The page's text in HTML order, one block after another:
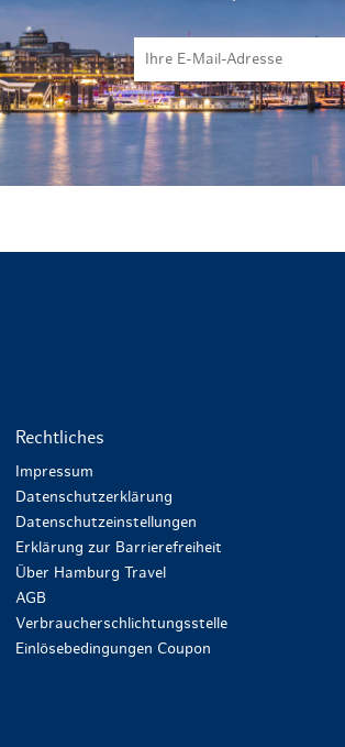
Rechtliches
Impressum
Datenschutzerklärung
Datenschutzeinstellungen
Erklärung zur Barrierefreiheit
Über Hamburg Travel
AGB
Verbraucherschlichtungsstelle
Einlösebedingungen Coupon